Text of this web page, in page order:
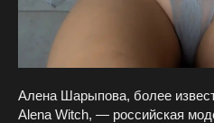
Алена Шарыпова, более
Alena Witch, — российская